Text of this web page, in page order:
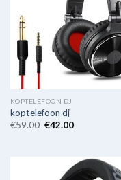
KOPTELEFOON DJ
koptelefoon dj
€59.00 €42.00